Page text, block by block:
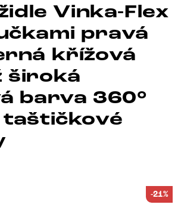
Vinka-Flex
pravá
křížová
široká
barva 360°
-21%